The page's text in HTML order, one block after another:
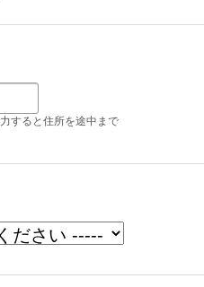
すると住所を途中まで